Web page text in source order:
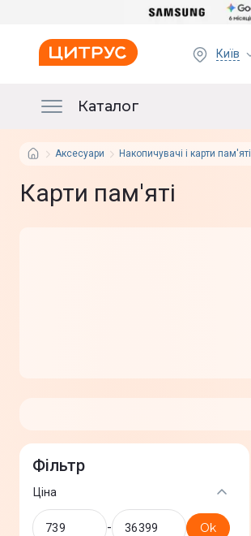
Київ
Каталог
Аксесуари Накопичувачі і карти пам'яті
Карти пам'яті
Фільтр
Ціна
- Ok